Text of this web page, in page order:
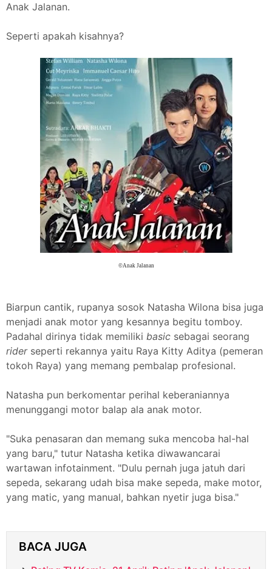
Anak Jalanan.
Seperti apakah kisahnya?
©Anak Jalanan
Biarpun cantik, rupanya sosok Natasha Wilona bisa juga
menjadi anak motor yang kesannya begitu tomboy.
Padahal dirinya tidak memiliki basic sebagai seorang
rider seperti rekannya yaitu Raya Kitty Aditya (pemeran
tokoh Raya) yang memang pembalap profesional.
Natasha pun berkomentar perihal keberaniannya
menunggangi motor balap ala anak motor.
"Suka penasaran dan memang suka mencoba hal-hal
yang baru," tutur Natasha ketika diwawancarai
wartawan infotainment. "Dulu pernah juga jatuh dari
sepeda, sekarang udah bisa make sepeda, make motor,
yang matic, yang manual, bahkan nyetir juga bisa."
BACA JUGA